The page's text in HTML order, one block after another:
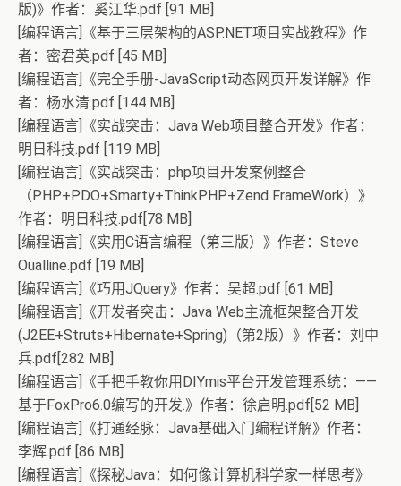
版)》作者：奚江华.pdf [91 MB]
[编程语言]《基于三层架构的ASP.NET项目实战教程》作
者：密君英.pdf [45 MB]
[编程语言]《完全手册-JavaScript动态网页开发详解》作
者：杨水清.pdf [144 MB]
[编程语言]《实战突击：Java Web项目整合开发》作者：
明日科技.pdf [119 MB]
[编程语言]《实战突击：php项目开发案例整合
（PHP+PDO+Smarty+ThinkPHP+Zend FrameWork）》
作者：明日科技.pdf[78 MB]
[编程语言]《实用C语言编程（第三版）》作者：Steve
Oualline.pdf [19 MB]
[编程语言]《巧用JQuery》作者：吴超.pdf [61 MB]
[编程语言]《开发者突击：Java Web主流框架整合开发
(J2EE+Struts+Hibernate+Spring)（第2版）》作者：刘中
兵.pdf[282 MB]
[编程语言]《手把手教你用DIYmis平台开发管理系统：——
基于FoxPro6.0编写的开发.》作者：徐启明.pdf[52 MB]
[编程语言]《打通经脉：Java基础入门编程详解》作者：
李辉.pdf [86 MB]
[编程语言]《探秘Java：如何像计算机科学家一样思考》